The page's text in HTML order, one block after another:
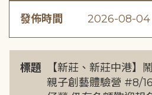
發佈時間 2026-08-04
標題
【新莊、新莊中港】
親子創藝體驗營 #8/